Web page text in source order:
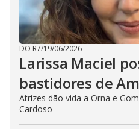
DO R7/19/06/2026
Larissa Maciel
bastidores de
Atrizes dão vida a Orna e
Cardoso